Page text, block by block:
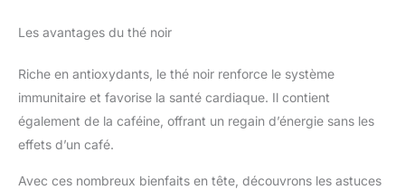
Les avantages du thé noir
Riche en antioxydants, le thé noir renforce le système
immunitaire et favorise la santé cardiaque. Il contient
également de la caféine, offrant un regain d’énergie sans les
effets d’un café.
Avec ces nombreux bienfaits en tête, découvrons les astuces